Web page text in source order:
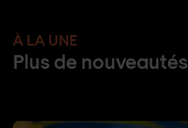
À LA UNE
Plus de nouveautés